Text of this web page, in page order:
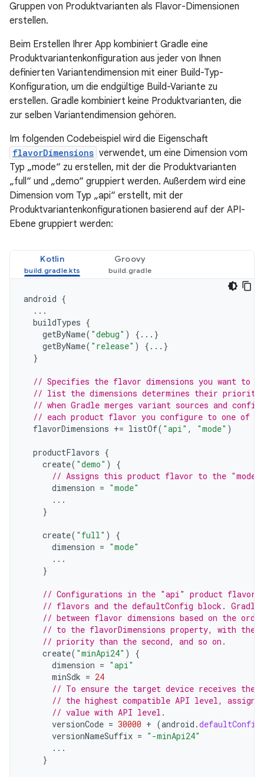
Gruppen von Produktvarianten als Flavor-Dimensionen
erstellen.
Beim Erstellen Ihrer App kombiniert Gradle eine
Produktvariantenkonfiguration aus jeder von Ihnen
definierten Variantendimension mit einer Build-Typ-
Konfiguration, um die endgültige Build-Variante zu
erstellen. Gradle kombiniert keine Produktvarianten, die
zur selben Variantendimension gehören.
Im folgenden Codebeispiel wird die Eigenschaft
flavorDimensions verwendet, um eine Dimension vom
Typ „mode“ zu erstellen, mit der die Produktvarianten
„full“ und „demo“ gruppiert werden. Außerdem wird eine
Dimension vom Typ „api“ erstellt, mit der
Produktvariantenkonfigurationen basierend auf der API-
Ebene gruppiert werden:
Kotlin Groovy
android {
...
buildTypes {
getByName( "debug" )
{...}
getByName( "release" )
{...}
}
// Specifies the flavor dimensions you want to
// list the dimensions determines their
// when Gradle merges variant sources and
// each product flavor you configure to one of
flavorDimensions += listOf( "api" , "mode" )
productFlavors {
create( "demo" )
{
// Assigns this product flavor to the "mode"
dimension = "mode"
...
}
create( "full" )
{
dimension = "mode"
...
}
// Configurations in the "api" product flavors
// flavors and the defaultConfig block.
// between flavor dimensions based on the
// to the flavorDimensions property, with the
// priority than the second, and so on.
create( "minApi24" )
{
dimension = "api"
minSdk = 24
// To ensure the target device receives the
// the highest compatible API level, assign
// value with API level.
versionCode = 30000 + (android .defaultConfig
versionNameSuffix = "-minApi24"
...
}